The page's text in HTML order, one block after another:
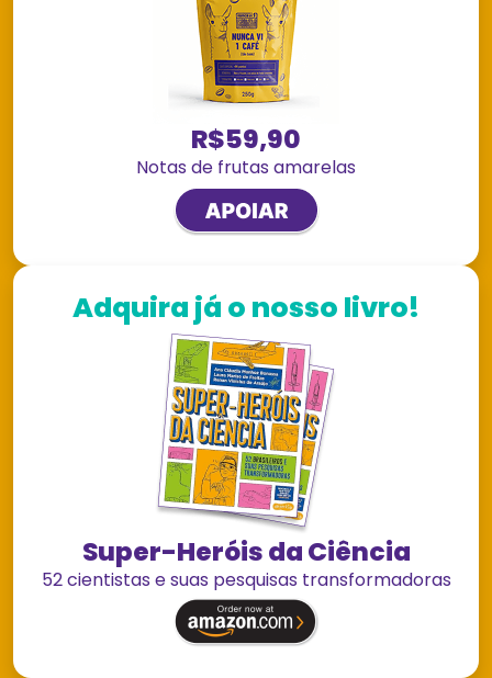
R$59,90
Notas de frutas amarelas
Adquira já o nosso livro!
Super-Heróis da Ciência
52 cientistas e suas pesquisas transformadoras